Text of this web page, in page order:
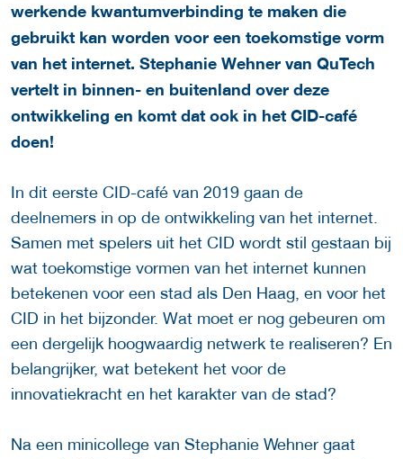
werkende kwantumverbinding te maken die
gebruikt kan worden voor een toekomstige vorm
van het internet. Stephanie Wehner van QuTech
vertelt in binnen- en buitenland over deze
ontwikkeling en komt dat ook in het CID-café
doen!
In dit eerste CID-café van 2019 gaan de
deelnemers in op de ontwikkeling van het internet.
Samen met spelers uit het CID wordt stil gestaan bij
wat toekomstige vormen van het internet kunnen
betekenen voor een stad als Den Haag, en voor het
CID in het bijzonder. Wat moet er nog gebeuren om
een dergelijk hoogwaardig netwerk te realiseren? En
belangrijker, wat betekent het voor de
innovatiekracht en het karakter van de stad?
Na een minicollege van Stephanie Wehner gaat